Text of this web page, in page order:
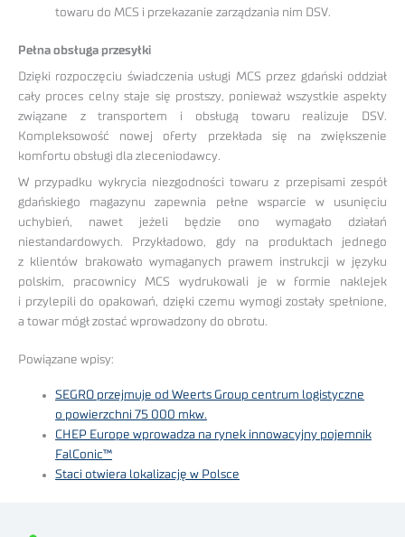
towaru do MCS i przekazanie zarządzania nim DSV.
Pełna obsługa przesyłki
Dzięki rozpoczęciu świadczenia usługi MCS przez gdański oddział
cały proces celny staje się prostszy, ponieważ wszystkie aspekty
związane z transportem i obsługą towaru realizuje DSV.
Kompleksowość nowej oferty przekłada się na zwiększenie
komfortu obsługi dla zleceniodawcy.
W przypadku wykrycia niezgodności towaru z przepisami zespół
gdańskiego magazynu zapewnia pełne wsparcie w usunięciu
uchybień, nawet jeżeli będzie ono wymagało działań
niestandardowych. Przykładowo, gdy na produktach jednego
z klientów brakowało wymaganych prawem instrukcji w języku
polskim, pracownicy MCS wydrukowali je w formie naklejek
i przylepili do opakowań, dzięki czemu wymogi zostały spełnione,
a towar mógł zostać wprowadzony do obrotu.
Powiązane wpisy:
SEGRO przejmuje od Weerts Group centrum logistyczne
o powierzchni 75 000 mkw.
CHEP Europe wprowadza na rynek innowacyjny pojemnik
FalConic™
Staci otwiera lokalizację w Polsce